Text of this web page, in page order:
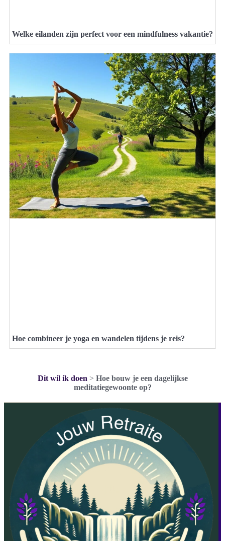
Welke eilanden zijn perfect voor een mindfulness vakantie?
Hoe combineer je yoga en wandelen tijdens je reis?
Dit wil ik doen > Hoe bouw je een dagelijkse
meditatiegewoonte op?